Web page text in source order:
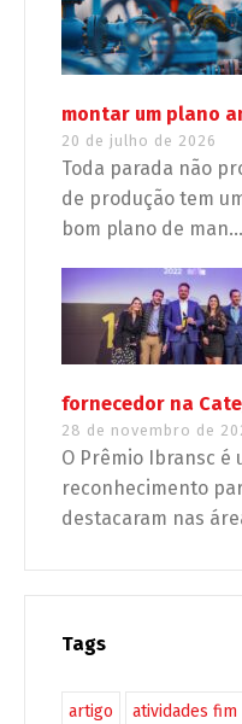
montar um plano
20 de julho de 2026
Toda parada não
de produção tem
bom plano de man...
fornecedor na
28 de novembro de
O Prêmio Ibransc é
reconhecimento
destacaram nas
Tags
artigo atividades fim